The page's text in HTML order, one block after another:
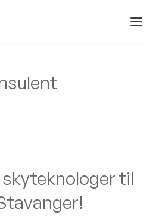
til